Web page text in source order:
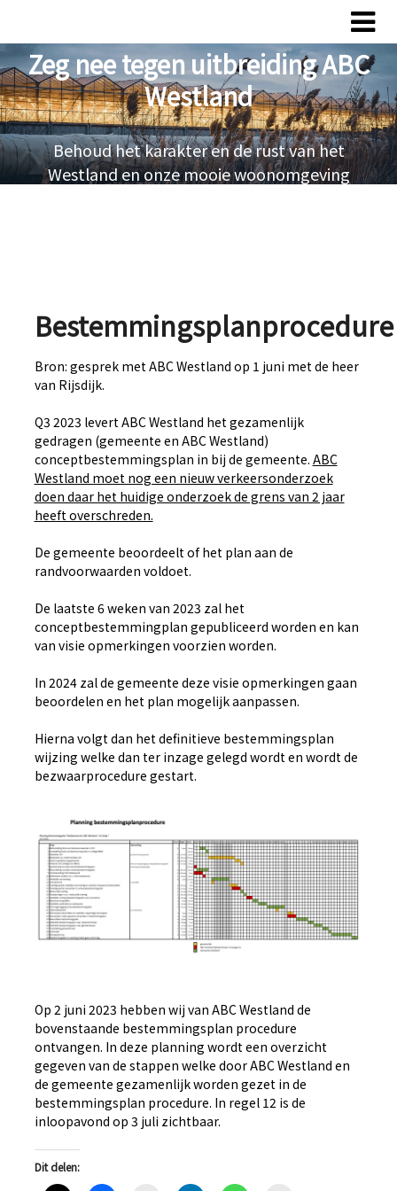
inhoud
inhoudZeg nee tegen uitbreiding ABC
Westland
Behoud het karakter en de rust van het
Westland en onze mooie woonomgeving
Bestemmingsplanprocedure
Bron: gesprek met ABC Westland op 1 juni met de heer
van Rijsdijk.
Q3 2023 levert ABC Westland het gezamenlijk
gedragen (gemeente en ABC Westland)
conceptbestemmingsplan in bij de gemeente. ABC
Westland moet nog een nieuw verkeersonderzoek
doen daar het huidige onderzoek de grens van 2 jaar
heeft overschreden.
De gemeente beoordeelt of het plan aan de
randvoorwaarden voldoet.
De laatste 6 weken van 2023 zal het
conceptbestemmingplan gepubliceerd worden en kan
van visie opmerkingen voorzien worden.
In 2024 zal de gemeente deze visie opmerkingen gaan
beoordelen en het plan mogelijk aanpassen.
Hierna volgt dan het definitieve bestemmingsplan
wijzing welke dan ter inzage gelegd wordt en wordt de
bezwaarprocedure gestart.
Op 2 juni 2023 hebben wij van ABC Westland de
bovenstaande bestemmingsplan procedure
ontvangen. In deze planning wordt een overzicht
gegeven van de stappen welke door ABC Westland en
de gemeente gezamenlijk worden gezet in de
bestemmingsplan procedure. In regel 12 is de
inloopavond op 3 juli zichtbaar.
Dit delen: